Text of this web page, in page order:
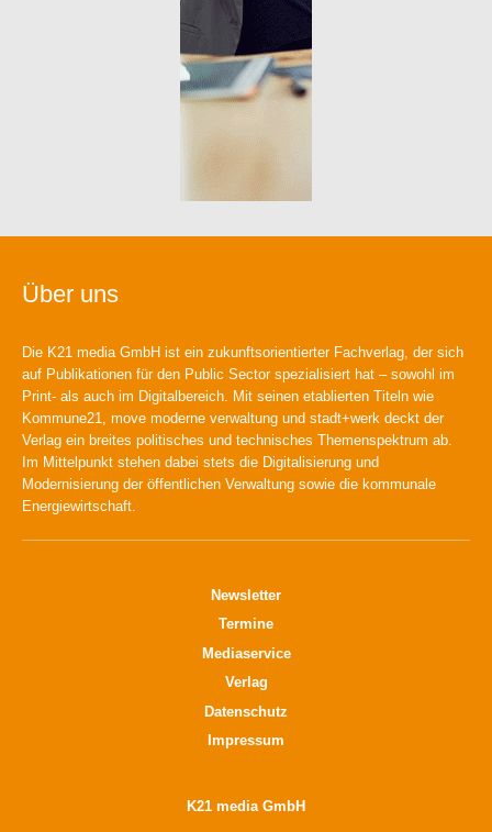
Über uns
Die K21 media GmbH ist ein zukunftsorientierter Fachverlag, der sich
auf Publikationen für den Public Sector spezialisiert hat – sowohl im
Print- als auch im Digitalbereich. Mit seinen etablierten Titeln wie
Kommune21, move moderne verwaltung und stadt+werk deckt der
Verlag ein breites politisches und technisches Themenspektrum ab.
Im Mittelpunkt stehen dabei stets die Digitalisierung und
Modernisierung der öffentlichen Verwaltung sowie die kommunale
Energiewirtschaft.
Newsletter
Termine
Mediaservice
Verlag
Datenschutz
Impressum
K21 media GmbH